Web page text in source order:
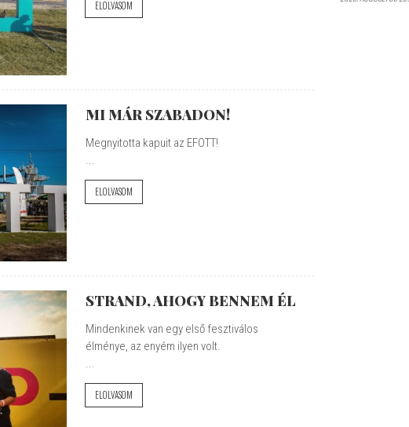
ELOLVASOM
MI MÁR SZABADON!
Megnyitotta kapuit az EFOTT!
...
ELOLVASOM
STRAND, AHOGY BENNEM ÉL
Mindenkinek van egy első fesztiválos
élménye, az enyém ilyen volt.
...
ELOLVASOM